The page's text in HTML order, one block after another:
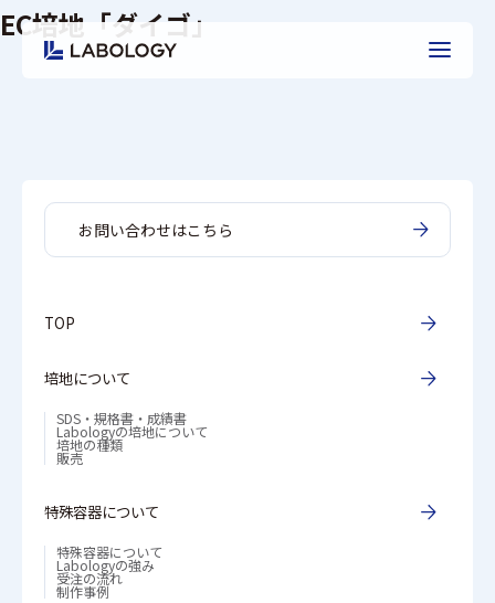
EC培地「ダイゴ」
お問い合わせはこちら
TOP
培地について
SDS・規格書・成績書
Labologyの培地について
培地の種類
販売
特殊容器について
特殊容器について
Labologyの強み
受注の流れ
制作事例